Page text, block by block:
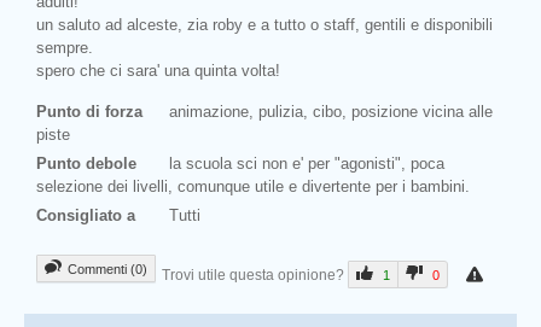
un saluto ad alceste, zia roby e a tutto o staff, gentili e disponibili
sempre.
spero che ci sara' una quinta volta!
Punto di forza
animazione, pulizia, cibo, posizione vicina alle
piste
Punto debole
la scuola sci non e' per "agonisti", poca
selezione dei livelli, comunque utile e divertente per i bambini.
Consigliato a
Tutti
Commenti (0) Trovi utile questa opinione? 1 0